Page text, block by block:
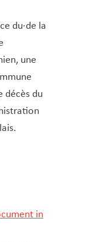
du·de la
une
décès du
in